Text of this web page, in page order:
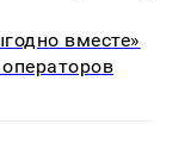
вместе»